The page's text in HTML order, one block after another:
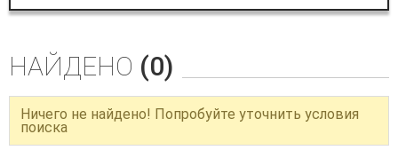
НАЙДЕНО (0)
Ничего не найдено! Попробуйте уточнить условия
поиска